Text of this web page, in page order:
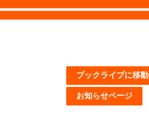
ブックライブに移動
お知らせページ